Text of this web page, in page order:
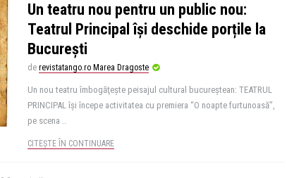
Un teatru nou pentru un public nou:
Teatrul Principal își deschide porțile la
București
de revistatango.ro Marea Dragoste
Un nou teatru îmbogăţeşte peisajul cultural bucureştean: TEATRUL
PRINCIPAL îşi începe activitatea cu premiera “O noapte furtunoasă”,
pe scena ..
CITEȘTE ÎN CONTINUARE